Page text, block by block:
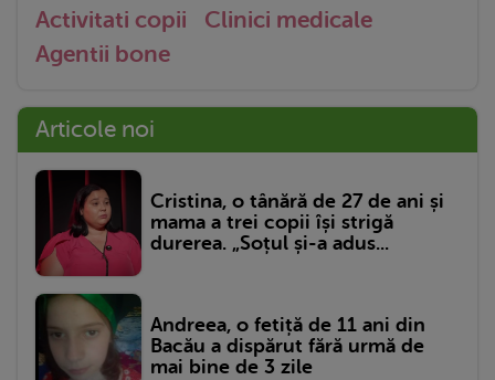
Activitati copii
Clinici medicale
Agentii bone
Articole noi
Cristina, o tânără de 27 de ani și
mama a trei copii își strigă
durerea. „Soțul și-a adus...
Andreea, o fetiță de 11 ani din
Bacău a dispărut fără urmă de
mai bine de 3 zile